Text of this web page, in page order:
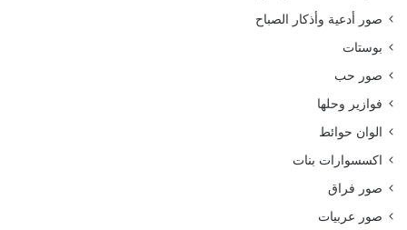
صور أدعية وأذكار الصباح
بوستات
صور حب
فوازير وحلها
الوان حوائط
اكسسوارات بنات
صور فراق
صور عربيات